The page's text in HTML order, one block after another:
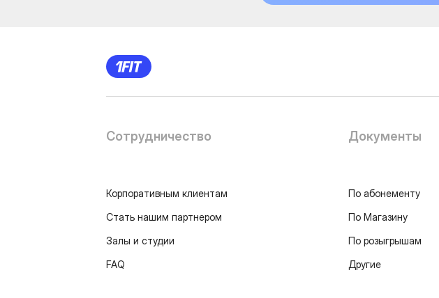
Сотрудничество
Корпоративным клиентам
Стать нашим партнером
Залы и студии
FAQ
Документы
По абонементу
По Магазину
По розыгрышам
Другие